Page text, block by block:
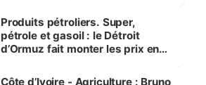
menacées
Produits pétroliers. Super,
pétrole et gasoil : le Détroit
d’Ormuz fait monter les prix en
Côte d’Ivoire - Agriculture : Bruno